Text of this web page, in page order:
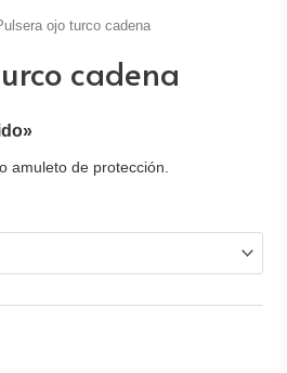
ojo turco cadena
cadena
amuleto de protección.